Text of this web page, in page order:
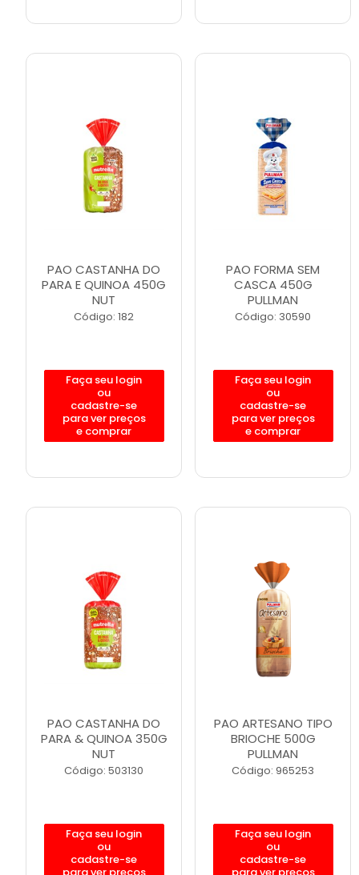
PAO CASTANHA DO
PARA E QUINOA 450G
NUT
Código: 182
Faça seu login
ou
cadastre-se
para ver preços
e comprar
PAO FORMA SEM
CASCA 450G
PULLMAN
Código: 30590
Faça seu login
ou
cadastre-se
para ver preços
e comprar
PAO CASTANHA DO
PARA & QUINOA 350G
NUT
Código: 503130
Faça seu login
ou
cadastre-se
PAO ARTESANO TIPO
BRIOCHE 500G
PULLMAN
Código: 965253
Faça seu login
ou
cadastre-se